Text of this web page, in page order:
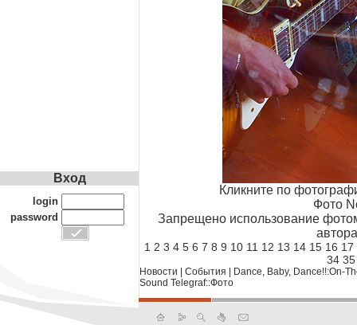
Кликните по
Фото
Запрещено использование
1 2 3 4 5 6 7 8 9 10 11 12 13 14 15 16 17
34 35
Новости События
Dance, Baby, Dance!!:On-
Sound Telegraf::Фото
Вход
login
password